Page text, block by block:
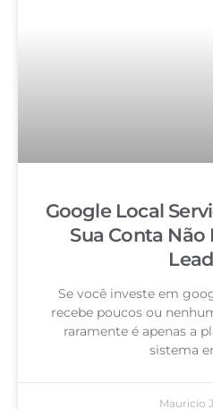
Google Local
Sua Conta Não
Se você investe em
recebe poucos ou
raramente é apenas a
sistema
Mauricio